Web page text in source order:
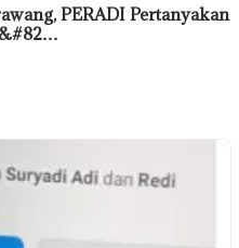
PERADI Pertanyakan